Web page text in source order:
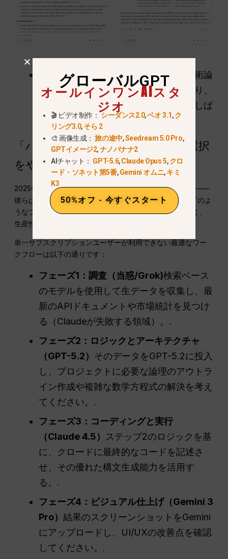
「アカデミック」な優位性 ソナーは学術論
文や法律文書を解析するのに優れており、
クロードのような創造的モデルがしばしば
取る「創造的な自由」を伴わない。.
「ハイブリッドワークフロー」：選択
をやめ、組み合わせを始める方法
2025年、最も賢いユーザーは一つのモデルに固執しない——
彼らは構築する“「モデルチェーン」”ここでGlobalGPTのよ
うなプラットフォームは、単なるチャットボットではなく、
生産性の増幅器となるのです。.
単一サブスクリプションユーザーが利用できない最適なワー
クフローは以下の通りです：
フェーズ1：調査（当惑/Grok)検索ベース
のモデルを使用して生データを収集し、最
新のAPIドキュメントや市場統計を見つけ
る（Claudeが失敗する領域）。.
フェーズ2：ロジックとアーキテクチャ
（GPT-5.2） そのデータをGPT-5.2に投入
し、プロジェクトに必要な論理のアウトラ
イン作成や複雑な数学方程式の解決を考え
てください。.
フェーズ3：コーディングと実行
（Claude 4.5）
ステップ2のロジックを基
に、クロードに最終的なコードを記述さ
せ、その優れた構文生成能力を活用す
る。.
フェーズ4：ビジュアル仕上げ（Gemini 3
Pro）結果のスクリーンショットをGemini
にアップロードし、UI/UXの改善点を確認
してください。.
グローバルGPT
オールインワンAIスタ
ジオ
🎬 ビデオ制作：シーダンス2.0,ベオ 3.1,ク
リング3.0,そら 2
🎨 画像生成：旅の途中,Seedream 5.0 Pro,
GPTイメージ2,ナノバナナ2
AIチャット： GPT-5.6,Claude Opus 5,クロ
ード・ソネット第5番,Gemini オムニ,キミ
K3
50%オフ - 今すぐスタート